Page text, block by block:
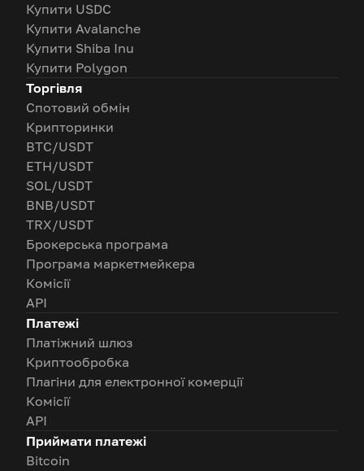
Купити USDC
Купити Avalanche
Купити Shiba Inu
Купити Polygon
Торгівля
Спотовий обмін
Крипторинки
BTC/USDT
ETH/USDT
SOL/USDT
BNB/USDT
TRX/USDT
Брокерська програма
Програма маркетмейкера
Комісії
API
Платежі
Платіжний шлюз
Криптообробка
Плагіни для електронної комерції
Комісії
API
Приймати платежі
Bitcoin